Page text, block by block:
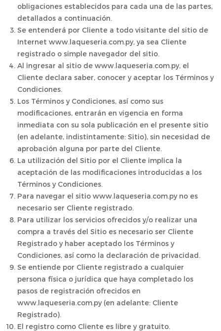
obligaciones establecidos para cada una de las partes,
detallados a continuación.
Se entenderá por Cliente a todo visitante del sitio de
Internet www.laqueseria.com.py, ya sea Cliente
registrado o simple navegador del sitio.
Al ingresar al sitio de www.laqueseria.com.py, el
Cliente declara saber, conocer y aceptar los Términos y
Condiciones.
Los Términos y Condiciones, así como sus
modificaciones, entrarán en vigencia en forma
inmediata con su sola publicación en el presente sitio
(en adelante, indistintamente: Sitio), sin necesidad de
aprobación alguna por parte del Cliente.
La utilización del Sitio por el Cliente implica la
aceptación de las modificaciones introducidas a los
Términos y Condiciones.
Para navegar el sitio www.laqueseria.com.py no es
necesario ser Cliente registrado.
Para utilizar los servicios ofrecidos y/o realizar una
compra a través del Sitio es necesario ser Cliente
Registrado y haber aceptado los Términos y
Condiciones, así como la declaración de privacidad.
Se entiende por Cliente registrado a cualquier
persona física o jurídica que haya completado los
pasos de registración ofrecidos en
www.laqueseria.com.py (en adelante: Cliente
Registrado).
El registro como Cliente es libre y gratuito.